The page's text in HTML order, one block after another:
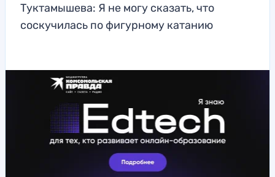
Туктамышева: Я не могу сказать, что
соскучилась по фигурному катанию